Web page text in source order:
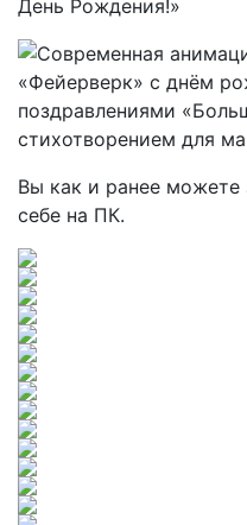
Вы как и ранее можете
себе на ПК.